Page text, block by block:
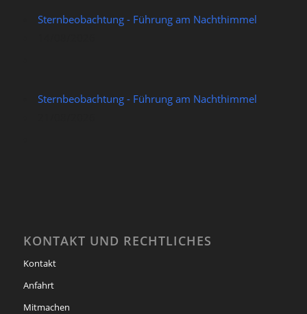
Sternbeobachtung - Führung am Nachthimmel
Sternbeobachtung - Führung am Nachthimmel
KONTAKT UND RECHTLICHES
Kontakt
Anfahrt
Mitmachen